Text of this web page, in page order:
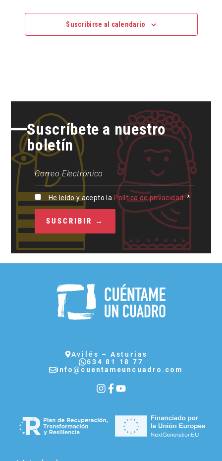
Suscribirse al calendario
Suscríbete a nuestro
boletín
He leído y acepto la Política de privacidad. *
Avilés – Asturias
634 81 18 77
info@cuentameuncuadro.com